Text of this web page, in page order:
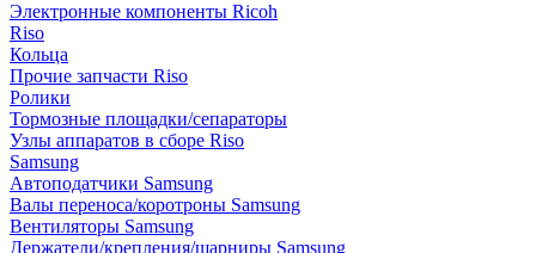
Электронные компоненты Ricoh
Riso
Кольца
Прочие запчасти Riso
Ролики
Тормозные площадки/сепараторы
Узлы аппаратов в сборе Riso
Samsung
Автоподатчики Samsung
Валы переноса/коротроны Samsung
Вентиляторы Samsung
Держатели/крепления/шарниры Samsung